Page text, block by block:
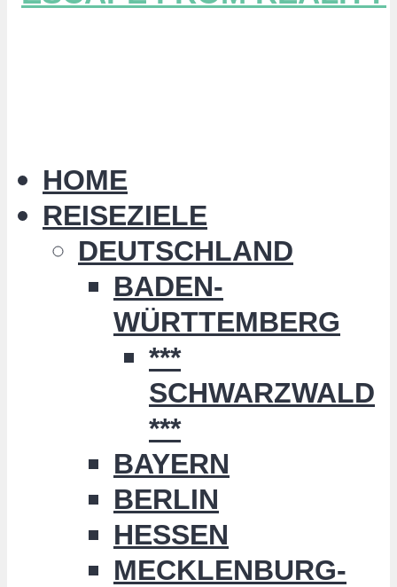
HOME
REISEZIELE
DEUTSCHLAND
BADEN-
WÜRTTEMBERG
***
SCHWARZWALD
***
BAYERN
BERLIN
HESSEN
MECKLENBURG-